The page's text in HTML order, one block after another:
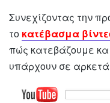
Συνεχίζοντας την
το κατέβασμα
πώς κατεβάζουμε
υπάρχουν σε